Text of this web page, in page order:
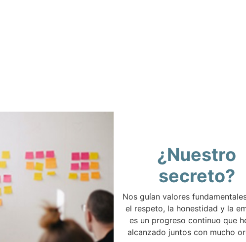
¿Nuestro
secreto?
Nos guían valores
el respeto, la honestidad y la
es un progreso continuo que
alcanzado juntos con mucho